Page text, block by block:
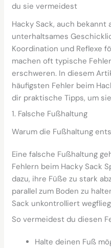
du sie vermeidest
Hacky Sack, auch bekannt
unterhaltsames
Koordination und Reflexe
machen oft typische
erschweren. In diesem
häufigsten Fehler beim
dir praktische Tipps, um
1. Falsche Fußhaltung
Warum die Fußhaltung
Eine falsche Fußhaltung
Fehlern beim Hacky Sack
dazu, ihre Füße zu stark
parallel zum Boden zu
Sack unkontrolliert
So vermeidest du diesen
Halte deinen Fuß